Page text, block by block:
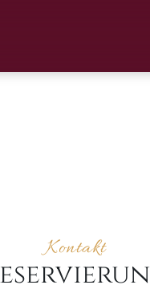
Kontakt